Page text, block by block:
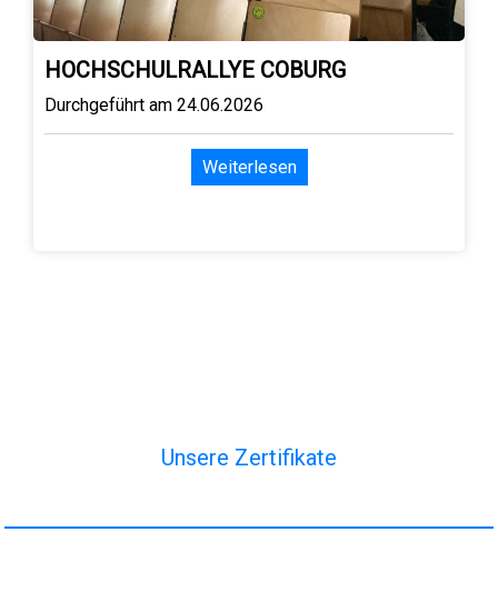
HOCHSCHULRALLYE COBURG
Durchgeführt am 24.06.2026
Weiterlesen
Unsere Zertifikate